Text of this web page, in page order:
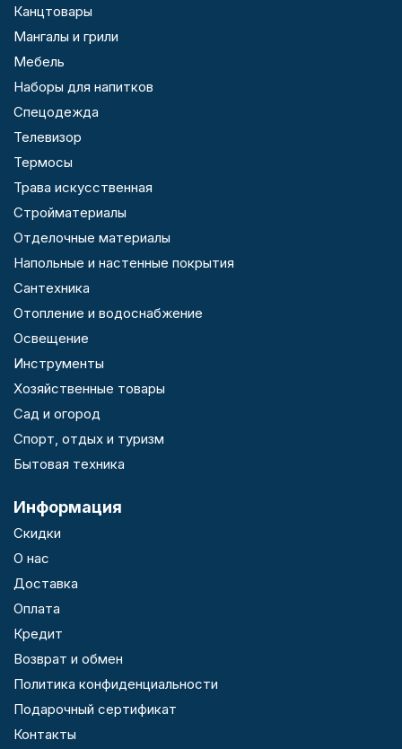
Канцтовары
Мангалы и грили
Мебель
Наборы для напитков
Спецодежда
Телевизор
Термосы
Трава искусственная
Стройматериалы
Отделочные материалы
Напольные и настенные покрытия
Сантехника
Отопление и водоснабжение
Освещение
Инструменты
Хозяйственные товары
Сад и огород
Спорт, отдых и туризм
Бытовая техника
Информация
Скидки
О нас
Доставка
Оплата
Кредит
Возврат и обмен
Политика конфиденциальности
Подарочный сертификат
Контакты